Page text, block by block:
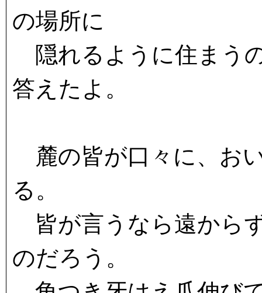
の場所に
隠れるように住まう
答えたよ。
麓の皆が口々に、お
る。
皆が言うなら遠から
のだろう。